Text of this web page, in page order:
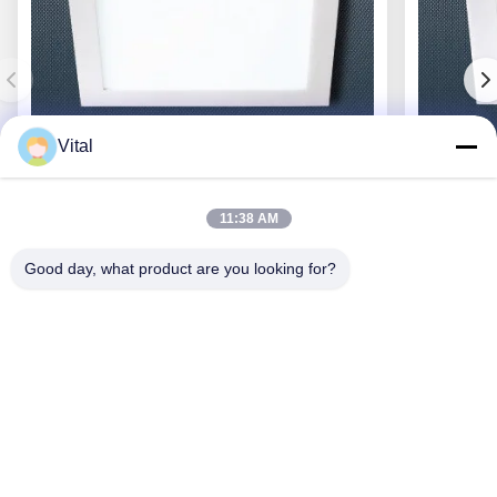
En İyi Fiyatı Alın
Vital
11:38 AM
Good day, what product are you looking for?